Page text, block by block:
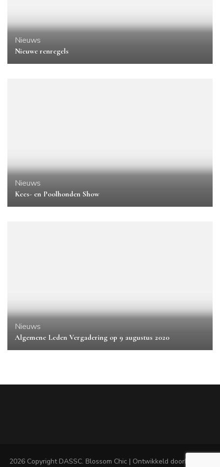
Nieuws
Nieuwe renregels
Nieuws
Kees- en Poolhonden Show
Nieuws
Algemene Leden Vergadering op 9 augustus 2020
2026 Copyright DASSC. Blossom Chic | Ontwikkeld doorBlossom